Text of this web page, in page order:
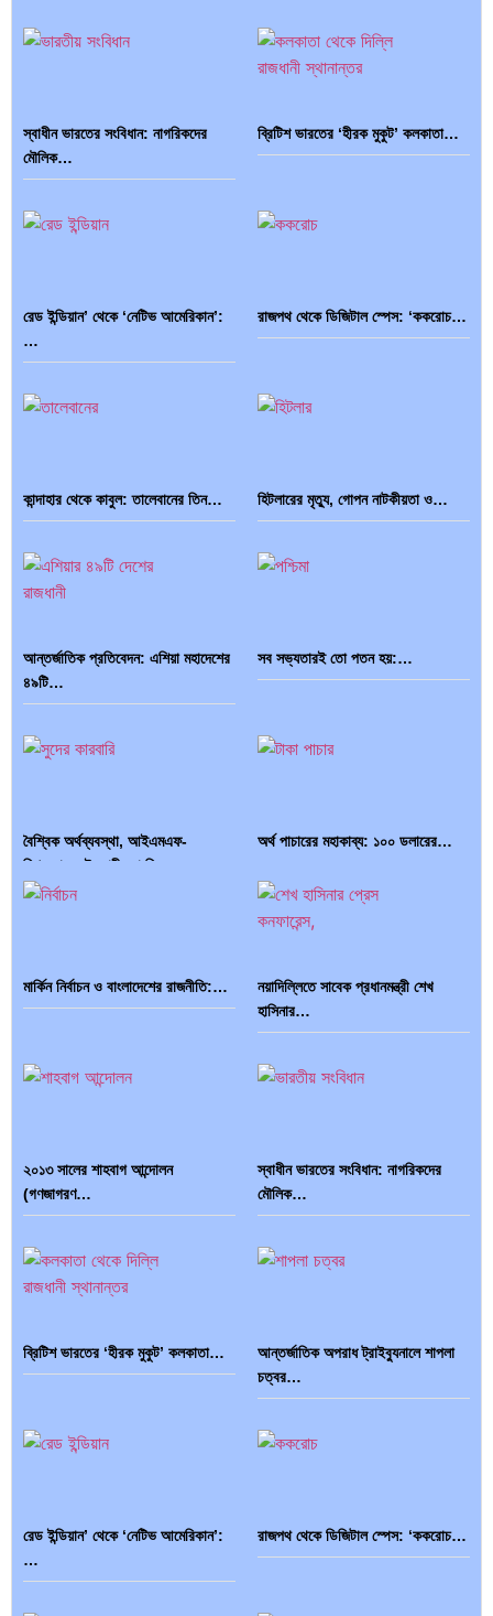
স্বাধীন ভারতের সংবিধান: নাগরিকদের
মৌলিক…
ব্রিটিশ ভারতের ‘হীরক মুকুট’ কলকাতা…
রেড ইন্ডিয়ান’ থেকে ‘নেটিভ আমেরিকান’:
…
রাজপথ থেকে ডিজিটাল স্পেস: ‘ককরোচ…
কান্দাহার থেকে কাবুল: তালেবানের তিন… হিটলারের মৃত্যু, গোপন নাটকীয়তা ও…
আন্তর্জাতিক প্রতিবেদন: এশিয়া মহাদেশের
৪৯টি…
সব সভ্যতারই তো পতন হয়:…
বৈশ্বিক অর্থব্যবস্থা, আইএমএফ-
বিশ্বব্যাংক, ইসলামী ব্যাংকিং…
অর্থ পাচারের মহাকাব্য: ১০০ ডলারের…
ভারত মহাসাগরের অশ্রু: শ্রীলঙ্কার ২৬…
ব্রাজিল ও আর্জেন্টিনার কালো অধ্যায়:… পূর্ব ইউরোপ বনাম তুরস্ক: শত…
পৃথিবীতে বর্তমানে মোট দেশের সংখ্যা…
এশিয়ান সেঞ্চুরির দ্বৈরথ: চীন-ভারতের
মার্কিন নির্বাচন ও বাংলাদেশের রাজনীতি:…
নয়াদিল্লিতে সাবেক প্রধানমন্ত্রী শেখ
হাসিনার…
২০১৩ সালের শাহবাগ আন্দোলন
(গণজাগরণ…
স্বাধীন ভারতের সংবিধান: নাগরিকদের
মৌলিক…
ব্রিটিশ ভারতের ‘হীরক মুকুট’ কলকাতা…
আন্তর্জাতিক অপরাধ ট্রাইব্যুনালে শাপলা
চত্বর…
রেড ইন্ডিয়ান’ থেকে ‘নেটিভ আমেরিকান’:
…
রাজপথ থেকে ডিজিটাল স্পেস: ‘ককরোচ…